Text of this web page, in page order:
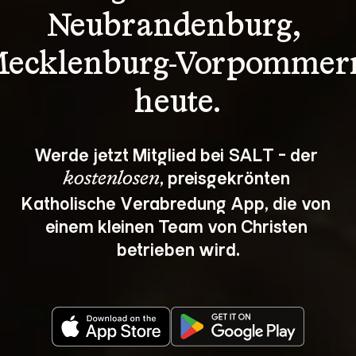
Neubrandenburg,
heute.
Werde jetzt Mitglied bei SALT - der
kostenlosen, preisgekrönten
Katholische Verabredung App, die von
einem kleinen Team von Christen
betrieben wird.